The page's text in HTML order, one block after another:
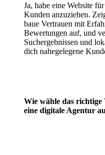
Ja, habe eine Website
Kunden anzuziehen.
baue Vertrauen mit
Bewertungen auf, und
Suchergebnissen und
dich nahegelegene
Wie wähle das richtige
eine digitale Agentur